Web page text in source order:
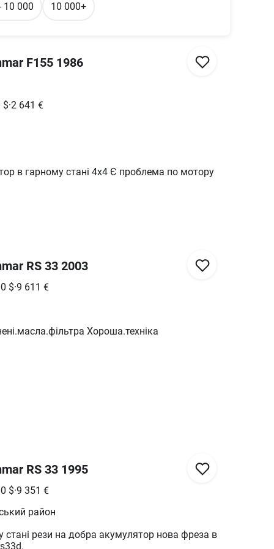
F155 1986
$·2 641 €
в гарному стані 4х4 Є проблема по мотору
RS 33 2003
$·9 611 €
Хороша.техніка
RS 33 1995
$·9 351 €
район
рези на добра акумулятор нова фреза в
10 000 10 000+